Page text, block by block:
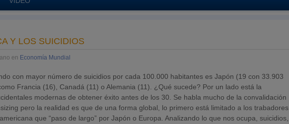
Y LOS SUICIDIOS
en Economía Mundial
con mayor número de suicidios por cada 100.000 habitantes es Japón (19 con 33.903
Francia (16), Canadá (11) o Alemania (11). ¿Qué sucede? Por un lado está la
modernas de obtener éxito antes de los 30. Se habla mucho de la convalidación
pero la realidad es que de una forma global, lo primero está limitado a los trabadores
que “paso de largo” por Japón o Europa. Analizando lo que nos ocupa, suicidios,